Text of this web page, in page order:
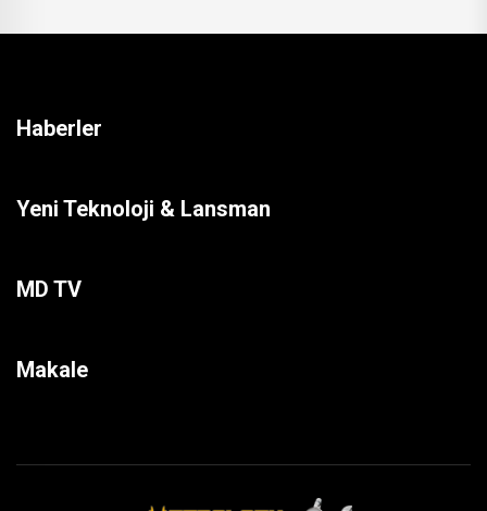
Haberler
Yeni Teknoloji & Lansman
MD TV
Makale